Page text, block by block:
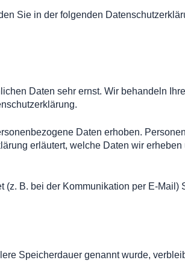
Sie in der folgenden
Daten sehr ernst. Wir behandeln
Daten erhoben.
erläutert, welche Daten wir
B. bei der Kommunikation per E-
Speicherdauer genannt wurde,